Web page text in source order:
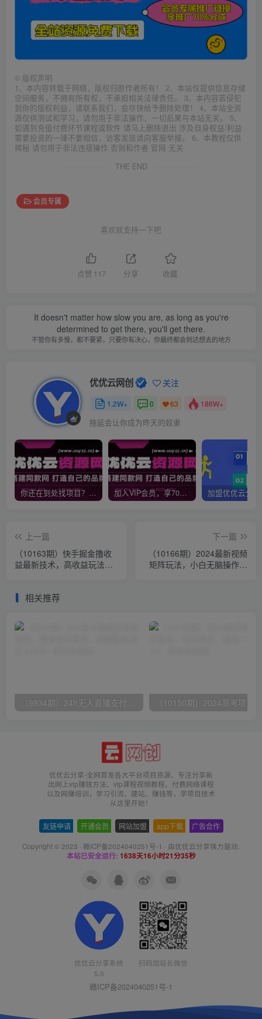
© 版权声明
1、本内容转载于网络，版权归原作者所有！ 2、本站仅提供信息存储
空间服务，不拥有所有权，不承担相关法律责任。 3、本内容若侵犯
到你的版权利益，请联系我们，会尽快给予删除处理！ 4、本站全资
源仅供测试和学习，请勿用于非法操作，一切后果与本站无关。 5、
如遇到充值付费环节课程或软件 请马上删除退出 涉及自身权益/利益
需要投资的一律不要相信，访客发现请向客服举报。 6、本教程仅供
揭秘 请勿用于非法违规操作 否则和作者 官网 无关
THE END
会员专属
喜欢就支持一下吧
点赞 117 分享 收藏
It doesn't matter how slow you are, as long as you're
determined to get there, you'll get there.
不管你有多慢，都不要紧，只要你有决心，你最终都会到达想去的地方
优优云网创 关注
1.2W+ 0 63 186W+
拖延会让你成为昨天的奴隶
你还在到处找项目？还在当韭菜？我靠网创资源站一个月收入5万+，曾经我也是个失败者。 加入VIP会员，享70%的推广提成，免费学习多种网上创业课程，菜鸟秒变大神！
上一篇
（10163期）快手掘金撸收
益最新技术，高收益玩法，
下一篇
（10166期）2024最新视频
矩阵玩法，小白无脑操作，
相关推荐
（9934期）24h无人直播支付宝项目，最新带货玩法，纯躺赚实测日入500+
优优云分享-全网首发各大平台项目资源、专注分享新
出网上vip赚钱方法、vip课程视频教程、付费网络课程
以及网赚培训，学习引流、建站、赚钱等，学项目技术
从这里开始！
友链申请 开通会员 网站加盟 app下载 广告合作
Copyright © 2023 · 赣ICP备2024040251号-1 · 由优优云分享强力驱动.
本站已安全运行: 1638天16小时21分35秒
优优云分享系统
5.0
扫码加站长微信
赣ICP备2024040251号-1